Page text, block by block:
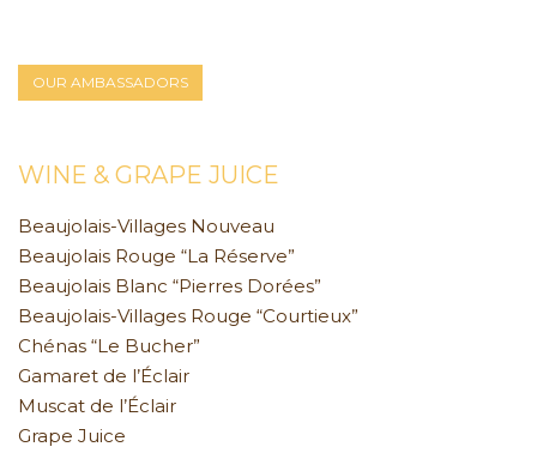
OUR AMBASSADORS
WINE & GRAPE JUICE
Beaujolais-Villages Nouveau
Beaujolais Rouge “La Réserve”
Beaujolais Blanc “Pierres Dorées”
Beaujolais-Villages Rouge “Courtieux”
Chénas “Le Bucher”
Gamaret de l’Éclair
Muscat de l’Éclair
Grape Juice